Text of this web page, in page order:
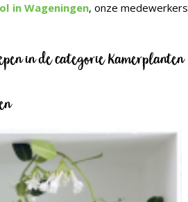
in Wageningen, onze medewerkers
in de categorie Kamerplanten